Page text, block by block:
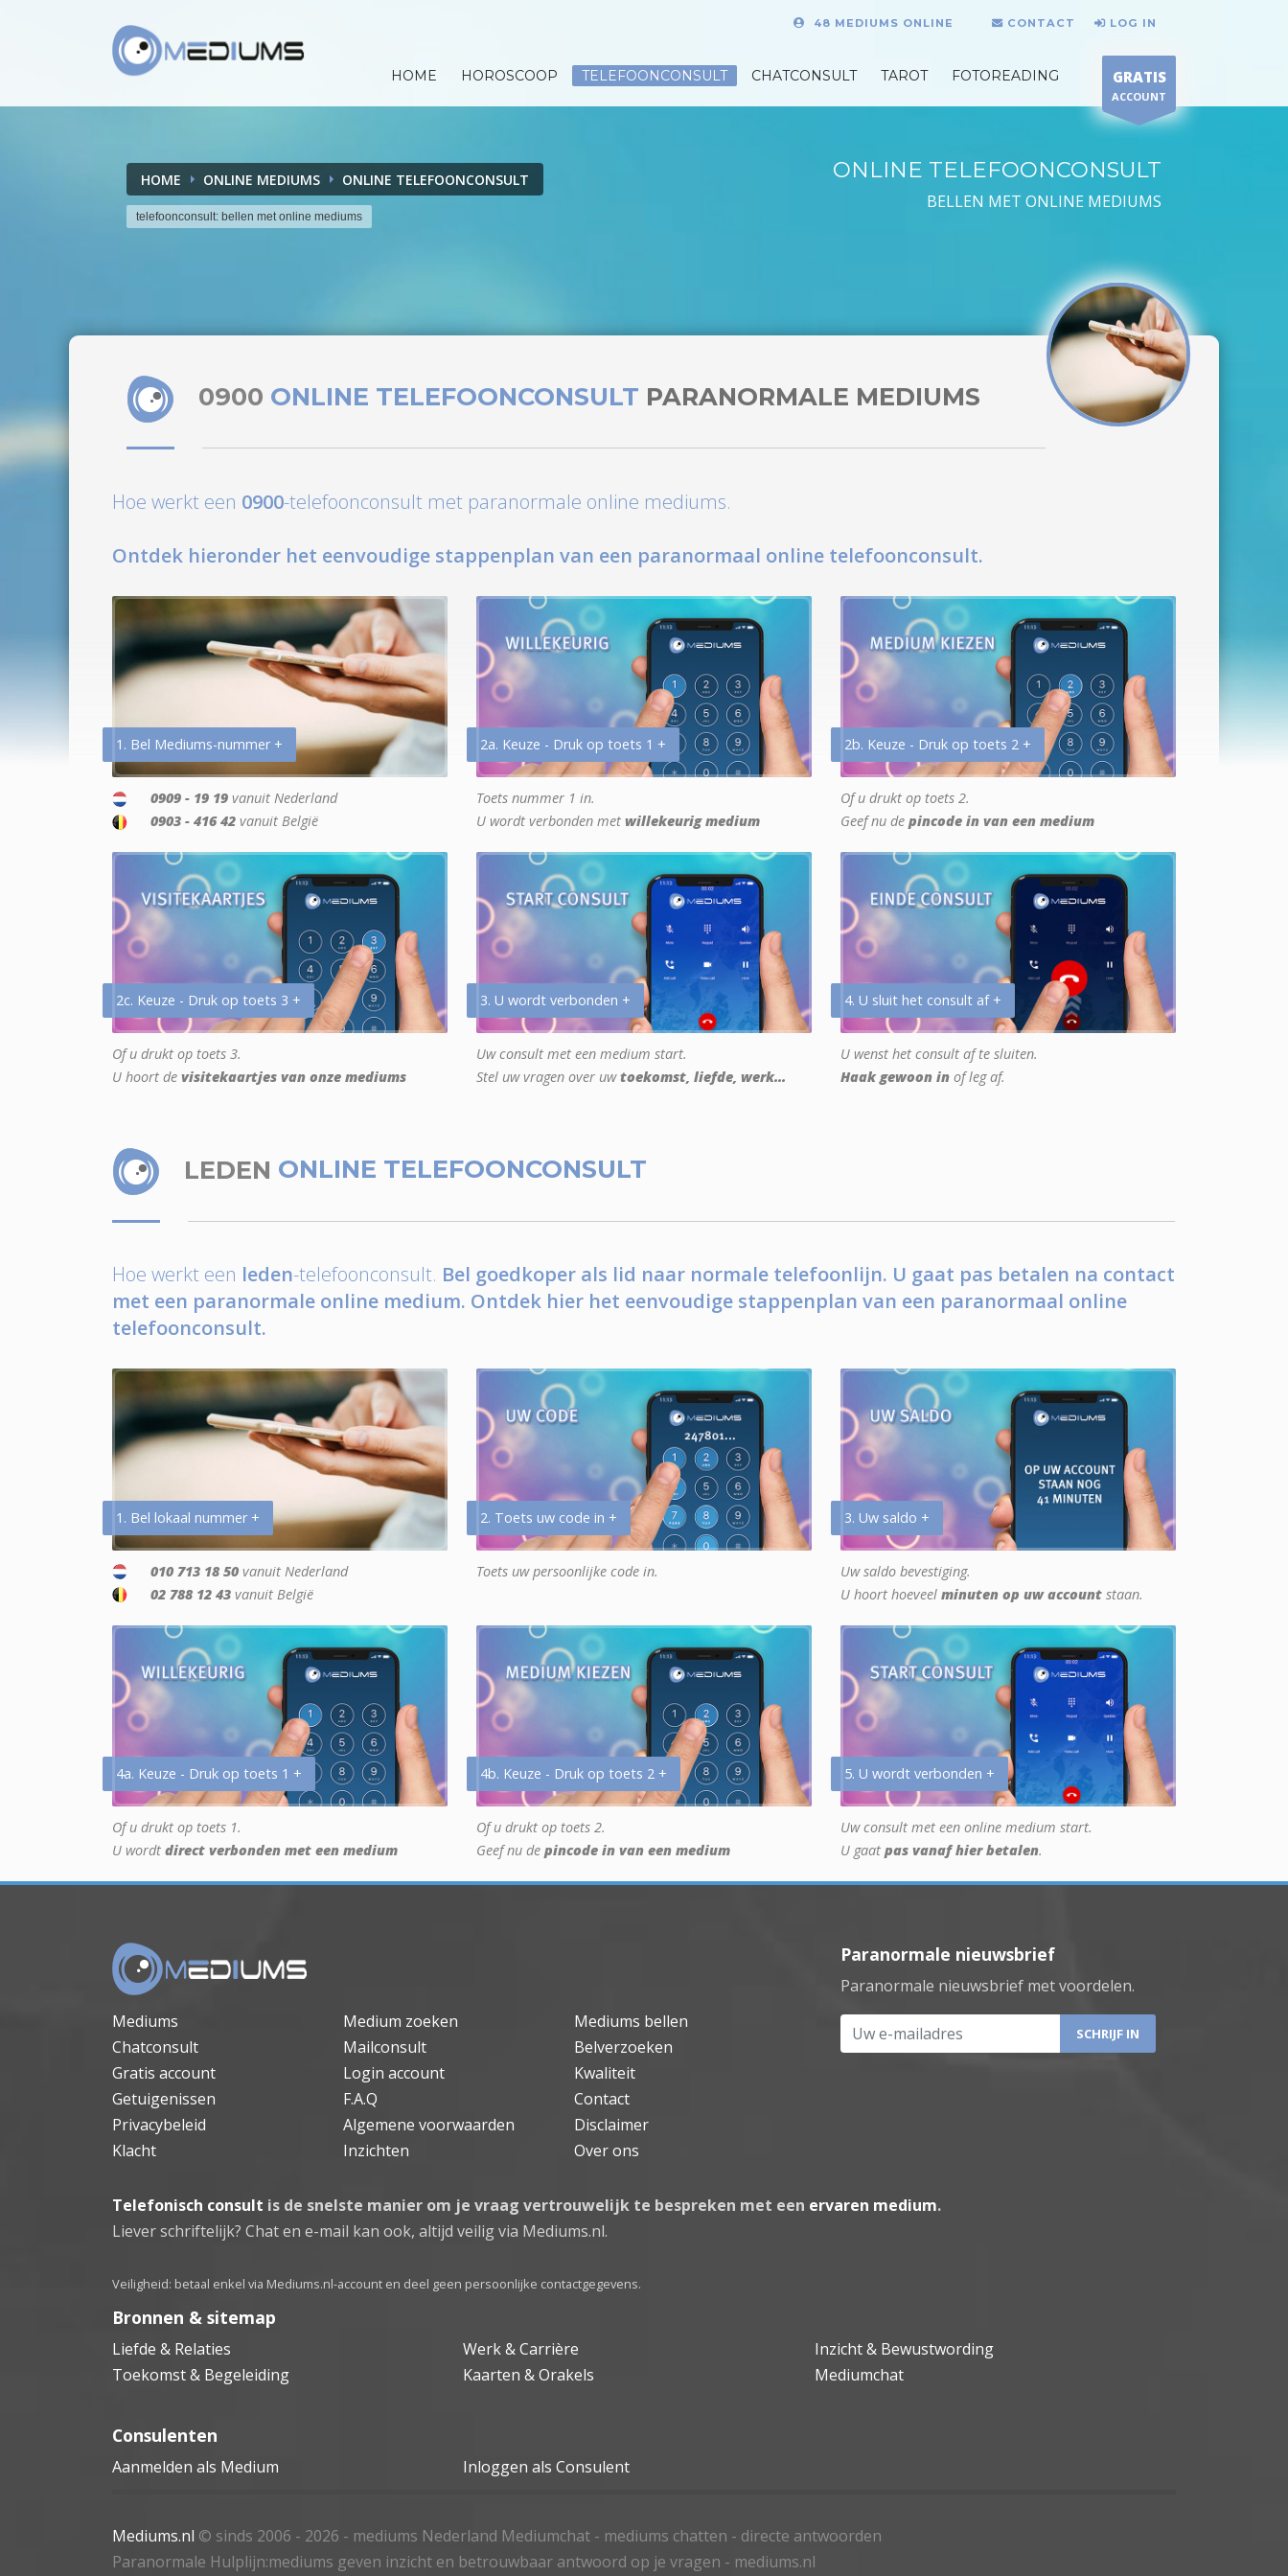
48 MEDIUMS ONLINE CONTACT LOG IN
HOME HOROSCOOP TELEFOONCONSULT CHATCONSULT TAROT FOTOREADING GRATIS
ACCOUNT
HOME ONLINE MEDIUMS ONLINE TELEFOONCONSULT
telefoonconsult: bellen met online mediums
ONLINE TELEFOONCONSULT
BELLEN MET ONLINE MEDIUMS
0900 ONLINE TELEFOONCONSULT PARANORMALE MEDIUMS
Hoe werkt een 0900-telefoonconsult met paranormale online mediums.
Ontdek hieronder het eenvoudige stappenplan van een paranormaal online telefoonconsult.
1. Bel Mediums-nummer +
0909 - 19 19 vanuit Nederland
0903 - 416 42 vanuit België
2a. Keuze - Druk op toets 1 +
Toets nummer 1 in.
U wordt verbonden met willekeurig medium
2b. Keuze - Druk op toets 2 +
Of u drukt op toets 2.
Geef nu de pincode in van een medium
2c. Keuze - Druk op toets 3 +
Of u drukt op toets 3.
U hoort de visitekaartjes van onze mediums
3. U wordt verbonden +
Uw consult met een medium start.
Stel uw vragen over uwtoekomst, liefde, werk...
4. U sluit het consult af +
U wenst het consult af te sluiten.
Haak gewoon in of leg af.
LEDEN ONLINE TELEFOONCONSULT
Hoe werkt een leden-telefoonconsult. Bel goedkoper als lid naar normale telefoonlijn. U gaat pas betalen na contact
met een paranormale online medium. Ontdek hier het eenvoudige stappenplan van een paranormaal online
telefoonconsult.
1. Bel lokaal nummer +
010 713 18 50 vanuit Nederland
02 788 12 43 vanuit België
2. Toets uw code in +
Toets uw persoonlijke code in.
3. Uw saldo +
Uw saldo bevestiging.
U hoort hoeveel minuten op uw account staan.
4a. Keuze - Druk op toets 1 +
Of u drukt op toets 1.
U wordt direct verbonden met een medium
4b. Keuze - Druk op toets 2 +
Of u drukt op toets 2.
Geef nu de pincode in van een medium
5. U wordt verbonden +
Uw consult met een online medium start.
U gaat pas vanaf hier betalen.
Mediums Medium zoeken
Mediums bellen
Chatconsult
Mailconsult
Belverzoeken
Gratis account
Login account
Kwaliteit
Getuigenissen
F.A.Q
Contact
Privacybeleid
Algemene voorwaarden
Disclaimer
Klacht
Inzichten Over ons
Paranormale nieuwsbrief
Paranormale nieuwsbrief met voordelen.
Uw e-mailadres
Telefonisch consult is de snelste manier om je vraag vertrouwelijk te bespreken met een ervaren medium.
Liever schriftelijk? Chat en e-mail kan ook, altijd veilig via Mediums.nl.
Veiligheid: betaal enkel via Mediums.nl-account en deel geen persoonlijke contactgegevens.
Bronnen & sitemap
Liefde & Relaties Werk & Carrière
Inzicht & Bewustwording
Toekomst & Begeleiding
Kaarten & Orakels Mediumchat
Consulenten
Aanmelden als Medium Inloggen als Consulent
Mediums.nl © sinds 2006 - 2026 - mediums Nederland Mediumchat - mediums chatten - directe antwoorden
Paranormale Hulplijn:mediums geven inzicht en betrouwbaar antwoord op je vragen - mediums.nl